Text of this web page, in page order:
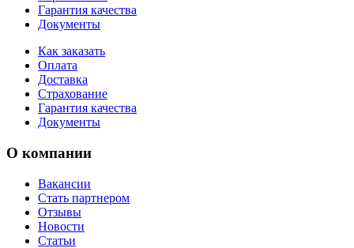
Гарантия качества
Документы
Как заказать
Оплата
Доставка
Страхование
Гарантия качества
Документы
О компании
Вакансии
Стать партнером
Отзывы
Новости
Статьи